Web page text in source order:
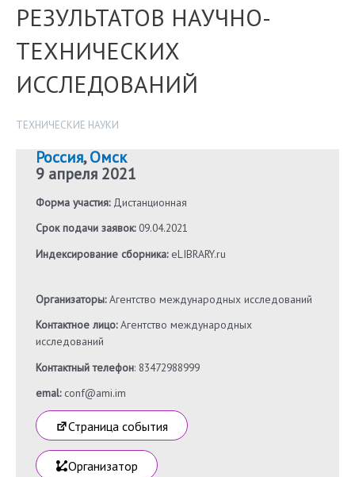
РЕЗУЛЬТАТОВ НАУЧНО-
ТЕХНИЧЕСКИХ
ИССЛЕДОВАНИЙ
ТЕХНИЧЕСКИЕ НАУКИ
Россия,Омск
9 апреля 2021
Форма участия:Дистанционная
Срок подачи заявок:09.04.2021
Индексирование сборника:eLIBRARY.ru
Организаторы:Агентство международных исследований
Контактное лицо:Агентство международных
исследований
Контактный телефон: 83472988999
emal: conf@ami.im
Страница события
Организатор